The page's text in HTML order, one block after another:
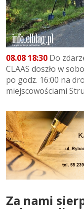
08.08 18:30 Do
CLAAS doszło w
po godz. 16:00 na
miejscowościami
Za nami